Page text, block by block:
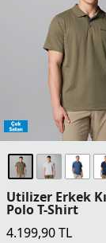
Utilizer Erkek
Polo T-Shirt
4.199,90TL